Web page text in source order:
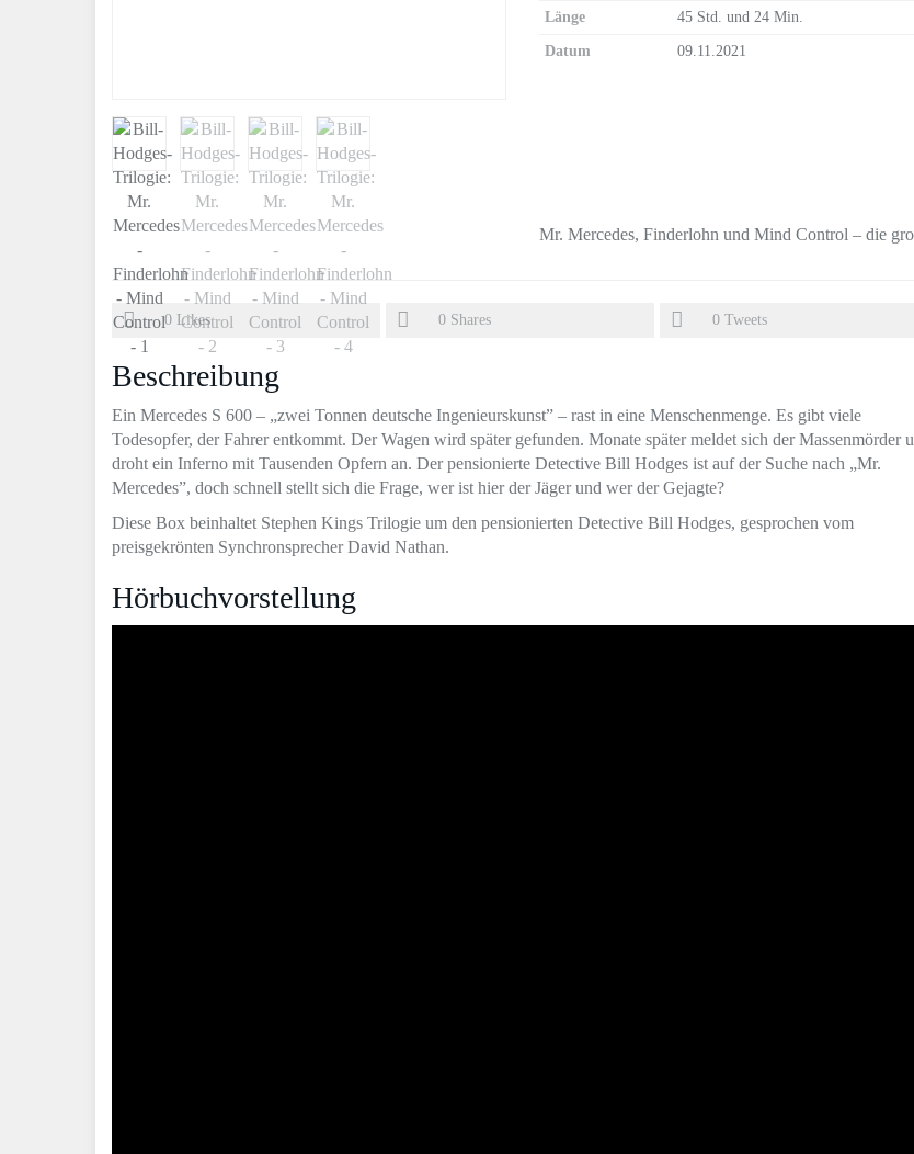
Länge 45 Std. und 24 Min.
Datum 09.11.2021
Mr. Mercedes, Finderlohn und Mind Control – die
0 Likes 0 Shares 0 Tweets
Beschreibung
Ein Mercedes S 600 – „zwei Tonnen deutsche Ingenieurskunst” – rast in eine Menschenmenge. Es gibt viele
Todesopfer, der Fahrer entkommt. Der Wagen wird später gefunden. Monate später meldet sich der Massenmörder
droht ein Inferno mit Tausenden Opfern an. Der pensionierte Detective Bill Hodges ist auf der Suche nach „Mr.
Mercedes”, doch schnell stellt sich die Frage, wer ist hier der Jäger und wer der Gejagte?
Diese Box beinhaltet Stephen Kings Trilogie um den pensionierten Detective Bill Hodges, gesprochen vom
preisgekrönten Synchronsprecher David Nathan.
Hörbuchvorstellung